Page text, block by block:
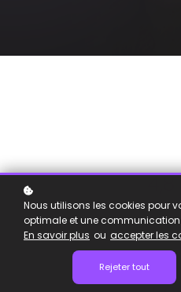
NOTE
SUR LA BASE DES
Nous utilisons les cookies pour
optimale et une communication
En savoir plus ou accepter les
Rejeter tout